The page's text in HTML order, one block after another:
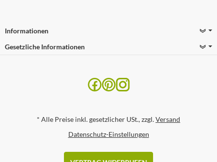
Informationen
Gesetzliche Informationen
* Alle Preise inkl. gesetzlicher USt., zzgl.Versand
Datenschutz-Einstellungen